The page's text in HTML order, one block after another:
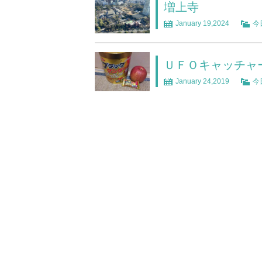
増上寺
January 19,2024 今
ＵＦＯキャッチ
January 24,2019 今